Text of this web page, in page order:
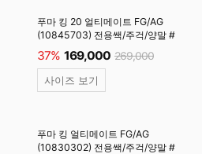
푸마 킹 20 얼티메이트 FG/AG
(10845703) 전용쌕/주걱/양말 #
37% 169,000 269,000
사이즈 보기
푸마 킹 얼티메이트 FG/AG
(10830302) 전용쌕/주걱/양말 #